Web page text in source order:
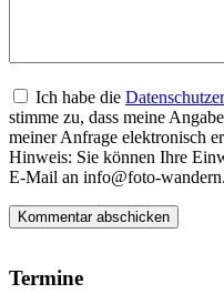
Ich habe die
stimme zu, dass meine
meiner Anfrage elektronisch
Hinweis: Sie können Ihre
E-Mail an info@foto-
Termine